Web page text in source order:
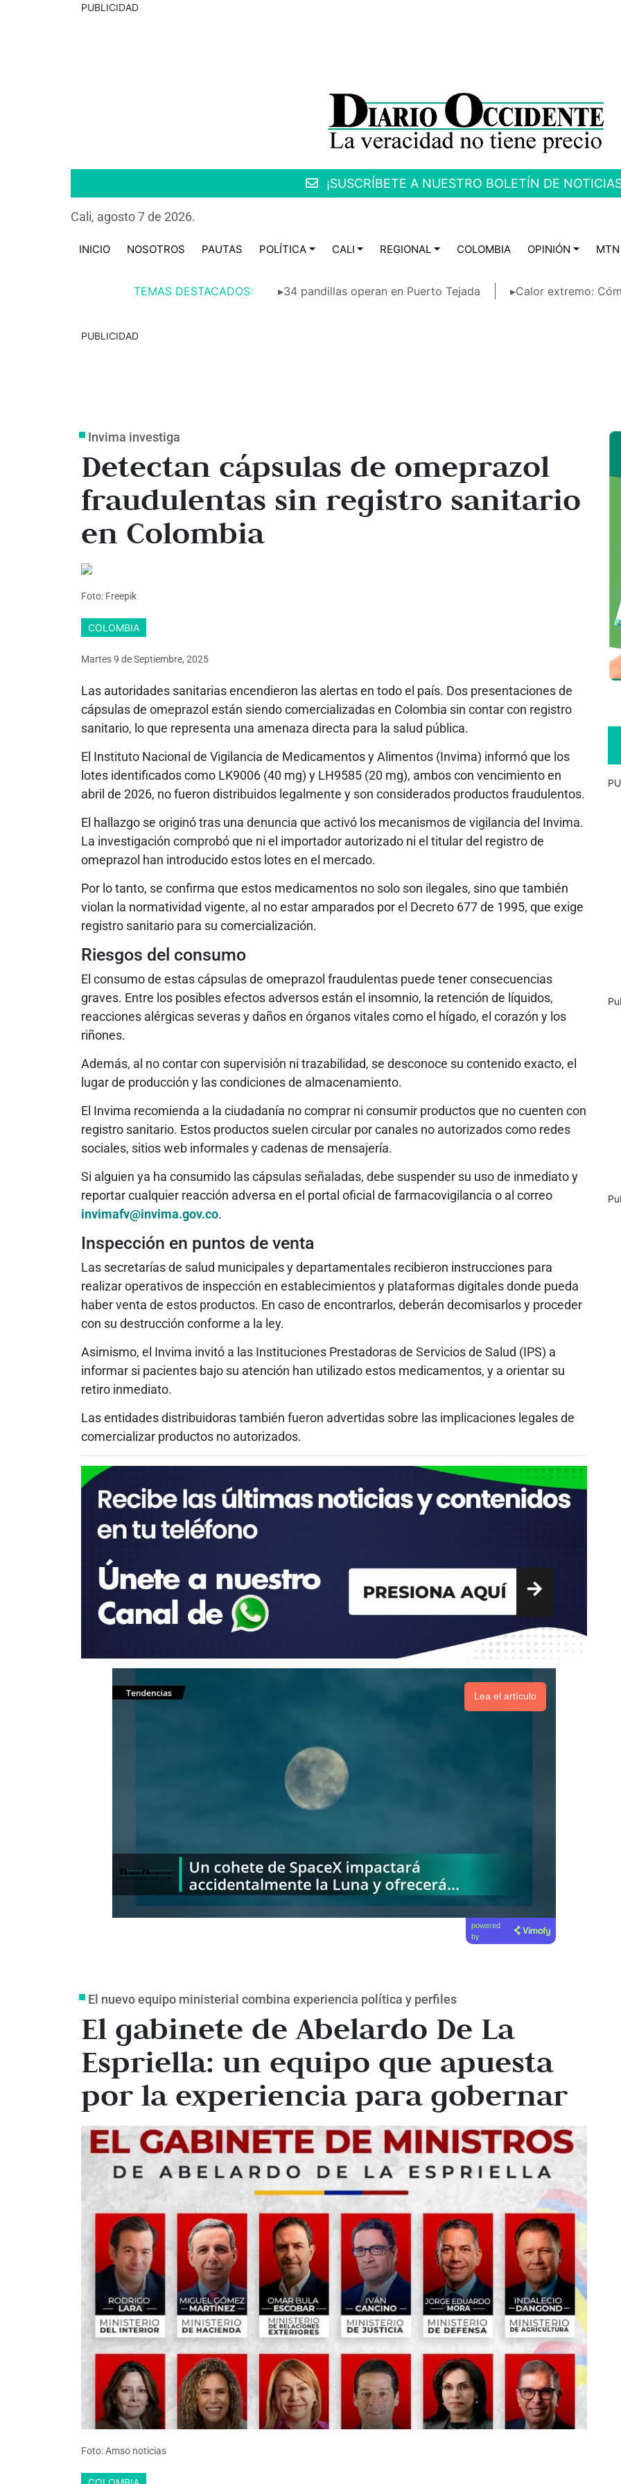
PUBLICIDAD
¡SUSCRÍBETE A NUESTRO BOLETÍN DE
Cali, agosto 7 de 2026.
INICIO NOSOTROS PAUTAS POLÍTICA CALI REGIONAL COLOMBIA OPINIÓN MTN
TEMAS DESTACADOS: ▸34 pandillas operan en Puerto Tejada ▸Calor extremo:
PUBLICIDAD
Invima investiga
Detectan cápsulas de omeprazol
fraudulentas sin registro sanitario
en Colombia
Foto: Freepik
COLOMBIA
Martes 9 deSeptiembre, 2025
Las autoridades sanitarias encendieron las alertas en todo el país. Dos presentaciones de
cápsulas de omeprazol están siendo comercializadas en Colombia sin contar con registro
sanitario, lo que representa una amenaza directa para la salud pública.
El Instituto Nacional de Vigilancia de Medicamentos y Alimentos (Invima) informó que los
lotes identificados como LK9006 (40 mg) y LH9585 (20 mg), ambos con vencimiento en
abril de 2026, no fueron distribuidos legalmente y son considerados productos fraudulentos.
El hallazgo se originó tras una denuncia que activó los mecanismos de vigilancia del Invima.
La investigación comprobó que ni el importador autorizado ni el titular del registro de
omeprazol han introducido estos lotes en el mercado.
Por lo tanto, se confirma que estos medicamentos no solo son ilegales, sino que también
violan la normatividad vigente, al no estar amparados por el Decreto 677 de 1995, que exige
registro sanitario para su comercialización.
Riesgos del consumo
El consumo de estas cápsulas de omeprazol fraudulentas puede tener consecuencias
graves. Entre los posibles efectos adversos están el insomnio, la retención de líquidos,
reacciones alérgicas severas y daños en órganos vitales como el hígado, el corazón y los
riñones.
Además, al no contar con supervisión ni trazabilidad, se desconoce su contenido exacto, el
lugar de producción y las condiciones de almacenamiento.
El Invima recomienda a la ciudadanía no comprar ni consumir productos que no cuenten con
registro sanitario. Estos productos suelen circular por canales no autorizados como redes
sociales, sitios web informales y cadenas de mensajería.
Si alguien ya ha consumido las cápsulas señaladas, debe suspender su uso de inmediato y
reportar cualquier reacción adversa en el portal oficial de farmacovigilancia o al correo
invimafv@invima.gov.co.
Inspección en puntos de venta
Las secretarías de salud municipales y departamentales recibieron instrucciones para
realizar operativos de inspección en establecimientos y plataformas digitales donde pueda
haber venta de estos productos. En caso de encontrarlos, deberán decomisarlos y proceder
con su destrucción conforme a la ley.
Asimismo, el Invima invitó a las Instituciones Prestadoras de Servicios de Salud (IPS) a
informar si pacientes bajo su atención han utilizado estos medicamentos, y a orientar su
retiro inmediato.
Las entidades distribuidoras también fueron advertidas sobre las implicaciones legales de
comercializar productos no autorizados.
Lea el artículo
powered
by
El nuevo equipo ministerial combina experiencia política y perfiles
El gabinete de Abelardo De La
Espriella: un equipo que apuesta
por la experiencia para gobernar
Foto: Amso noticias